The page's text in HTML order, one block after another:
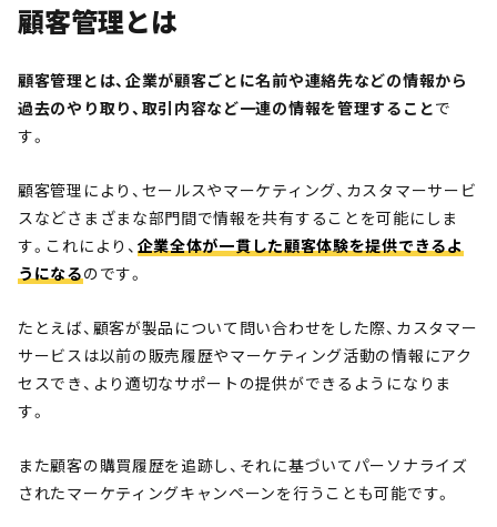
顧客管理とは
顧客管理とは、企業が顧客ごとに名前や連絡先などの情報から
過去のやり取り、取引内容など一連の情報を管理することで
す。
顧客管理により、セールスやマーケティング、カスタマーサービ
スなどさまざまな部門間で情報を共有することを可能にしま
す。これにより、 企業全体が一貫した顧客体験を提供できるよ
うになるのです。
たとえば、顧客が製品について問い合わせをした際、カスタマー
サービスは以前の販売履歴やマーケティング活動の情報にアク
セスでき、より適切なサポートの提供ができるようになりま
す。
また顧客の購買履歴を追跡し、それに基づいてパーソナライズ
されたマーケティングキャンペーンを行うことも可能です。